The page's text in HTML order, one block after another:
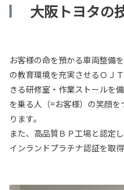
大阪トヨタの
お客様の命を預かる車両整備
の教育環境を充実させるＯ
きる研修室・作業ストールを
を乗る人（=お客様）の笑顔
ります。
また、高品質ＢＰ工場と認定
インランドプラチナ認証を取得